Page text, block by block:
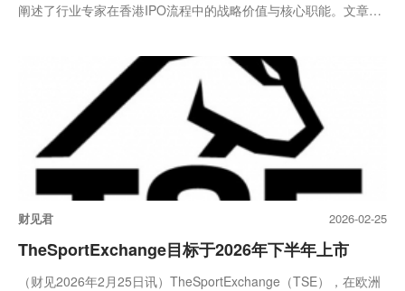
阐述了行业专家在香港IPO流程中的战略价值与核心职能。文章由
财见君 2026-02-25
TheSportExchange目标于2026年下半年上市
（财见2026年2月25日讯）TheSportExchange（TSE），在欧洲